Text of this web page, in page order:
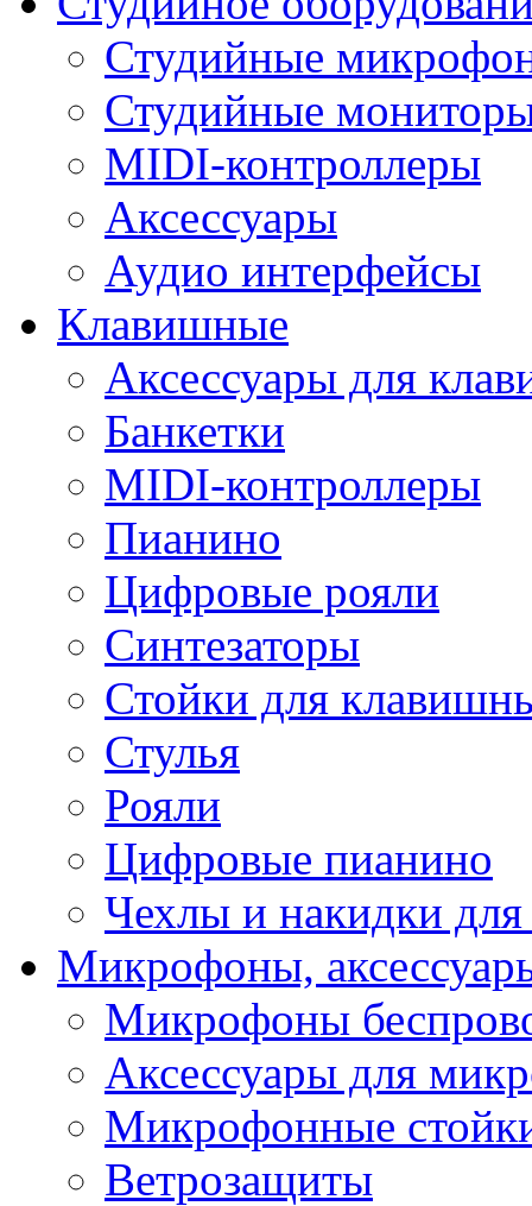
Студийные
Студийные
MIDI-контроллеры
Аксессуары
Аудио интерфейсы
Клавишные
Аксессуары для
Банкетки
MIDI-контроллеры
Пианино
Цифровые рояли
Синтезаторы
Стойки для
Стулья
Рояли
Цифровые пианино
Чехлы и накидки
Микрофоны,
Микрофоны
Аксессуары для
Микрофонные
Ветрозащиты